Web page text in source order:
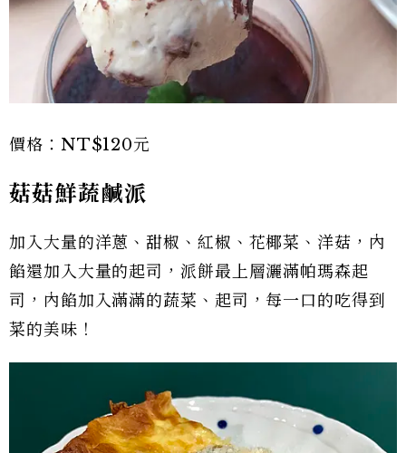
價格：NT$120元
菇菇鮮蔬鹹派
加入大量的洋蔥、甜椒、紅椒、花椰菜、洋菇，內
餡還加入大量的起司，派餅最上層灑滿帕瑪森起
司，內餡加入滿滿的蔬菜、起司，每一口的吃得到
菜的美味！